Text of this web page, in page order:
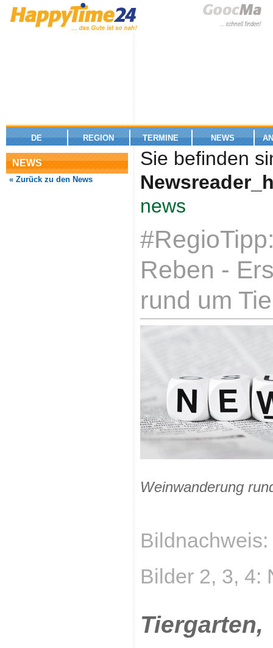
DE REGION TERMINE NEWS
NEWS
« Zurück zu den News
Sie befinden
news
Reben -
rund um
Weinwanderung
Bilder 2, 3, 4: